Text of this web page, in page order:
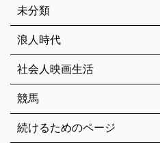
未分類
浪人時代
社会人映画生活
競馬
続けるためのページ